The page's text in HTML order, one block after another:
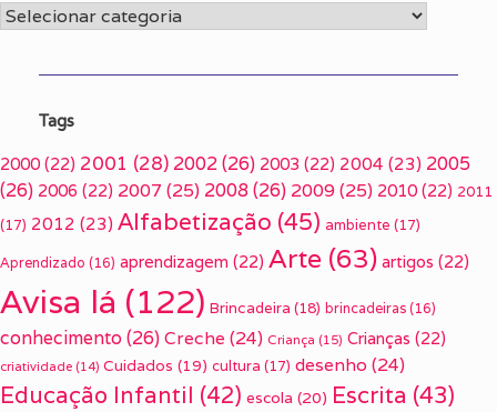
Categorias
Tags
2000 (22) 2001 (28) 2002(26) 2003 (22) 2004 (23) 2005
(26) 2006 (22) 2007 (25) 2008(26) 2009(25) 2010 (22) 2011
(17) 2012 (23) Alfabetização (45) ambiente (17)
Aprendizado (16) aprendizagem (22) Arte (63) artigos (22)
Avisa lá (122) Brincadeira (18) brincadeiras (16)
conhecimento(26) Creche (24) Criança (15) Crianças (22)
criatividade (14) Cuidados (19) cultura (17) desenho (24)
Educação Infantil (42) escola (20) Escrita (43)